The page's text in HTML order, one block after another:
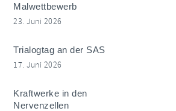
Malwettbewerb
23. Juni 2026
Trialogtag an der SAS
17. Juni 2026
Kraftwerke in den
Nervenzellen